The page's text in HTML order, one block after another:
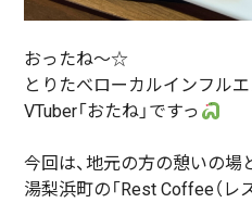
おったね～☆
とりたべローカルインフル
VTuber「おたね」ですっ
今回は、地元の方の憩いの場
湯梨浜町の「Rest Coffee（レ